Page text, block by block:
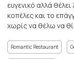
ευγενικό αλλά
κοπέλες και το
χωρίς να θέλω να
Romantic Restaurant